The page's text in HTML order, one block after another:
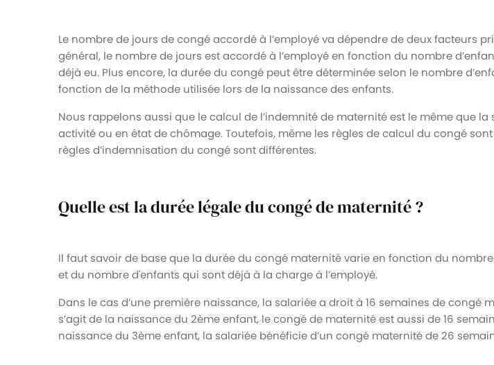
Le nombre de jours de congé accordé à l’employé va dépendre de deux facteurs
général, le nombre de jours est accordé à l’employé en fonction du nombre
déjà eu. Plus encore, la durée du congé peut être déterminée selon le nombre
fonction de la méthode utilisée lors de la naissance des enfants.
Nous rappelons aussi que le calcul de l’indemnité de maternité est le même que la
activité ou en état de chômage. Toutefois, même les règles de calcul du congé sont
règles d’indemnisation du congé sont différentes.
Quelle est la durée légale du congé de maternité ?
Il faut savoir de base que la durée du congé maternité varie en fonction du
et du nombre d'enfants qui sont déjà à la charge à l’employé.
Dans le cas d’une première naissance, la salariée a droit à 16 semaines de congé
s’agit de la naissance du 2ème enfant, le congé de maternité est aussi de 16
naissance du 3ème enfant, la salariée bénéficie d’un congé maternité de 26